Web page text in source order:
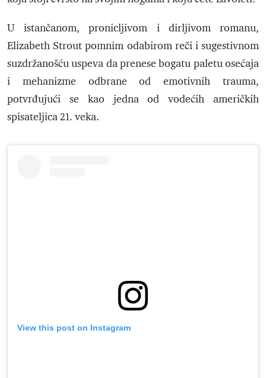
U istančanom, pronicljivom i dirljivom romanu,
Elizabeth Strout pomnim odabirom reči i sugestivnom
suzdržanošću uspeva da prenese bogatu paletu osećaja
i mehanizme odbrane od emotivnih trauma,
potvrđujući se kao jedna od vodećih američkih
spisateljica 21. veka.
View this post on Instagram